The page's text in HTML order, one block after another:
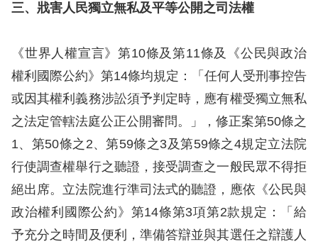
選
擇
語
兒少版
回
首
三、戕害人民獨立無私及平等公開之司法權
《世界人權宣言》第10條及第11條及《公民與政治
權利國際公約》第14條均規定：「任何人受刑事控告
或因其權利義務涉訟須予判定時，應有權受獨立無私
之法定管轄法庭公正公開審問。」，修正案第50條之
1、第50條之2、第59條之3及第59條之4規定立法院
行使調查權舉行之聽證，接受調查之一般民眾不得拒
絕出席。立法院進行準司法式的聽證，應依《公民與
政治權利國際公約》第14條第3項第2款規定：「給
予充分之時間及便利，準備答辯並與其選任之辯護人